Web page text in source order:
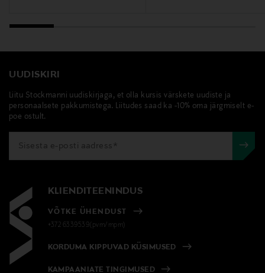
UUDISKIRI
Liitu Stockmanni uudiskirjaga, et olla kursis värskete uudiste ja
personaalsete pakkumistega. Liitudes saad ka -10% oma järgmiselt e-
poe ostult.
KLIENDITEENINDUS
VÕTKE ÜHENDUST
+372 6339539(pvm/mpm)
KORDUMA KIPPUVAD KÜSIMUSED
KAMPAANIATE TINGIMUSED